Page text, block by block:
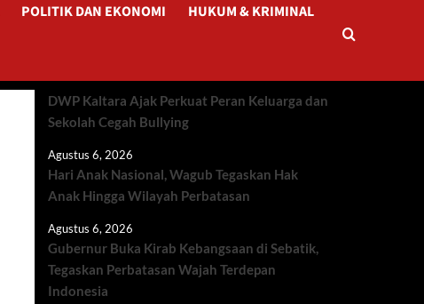
POLITIK DAN EKONOMI HUKUM & KRIMINAL
DWP Kaltara Ajak Perkuat Peran Keluarga dan
Sekolah Cegah Bullying
Agustus 6, 2026
Hari Anak Nasional, Wagub Tegaskan Hak
Anak Hingga Wilayah Perbatasan
Agustus 6, 2026
Gubernur Buka Kirab Kebangsaan di Sebatik,
Tegaskan Perbatasan Wajah Terdepan
Indonesia